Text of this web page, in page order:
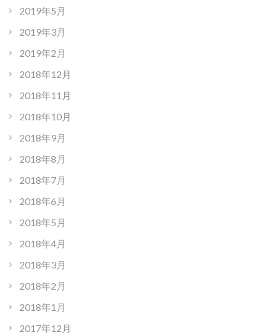
2019年5月
2019年3月
2019年2月
2018年12月
2018年11月
2018年10月
2018年9月
2018年8月
2018年7月
2018年6月
2018年5月
2018年4月
2018年3月
2018年2月
2018年1月
2017年12月